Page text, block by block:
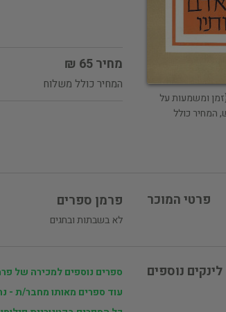
ומשמעות על
המחיר כולל
מחיר 65 ₪
המחיר כולל משלוח
פרטי המוכר פרמן ספרים
לא בשבתות ובחגים
לינקים נוספים
ספרים נוספים למכירה של פרמן ספרים
עוד ספרים מאותו מחבר/ת - נתן